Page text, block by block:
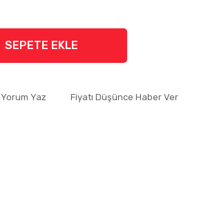
SEPETE EKLE
Yorum Yaz Fiyatı Düşünce Haber Ver